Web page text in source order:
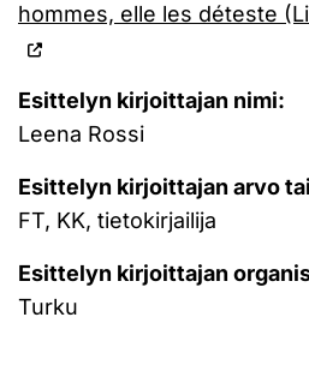
hommes, elle les déteste
Esittelyn kirjoittajan nimi:
Leena Rossi
Esittelyn kirjoittajan arvo
FT, KK, tietokirjailija
Esittelyn kirjoittajan
Turku